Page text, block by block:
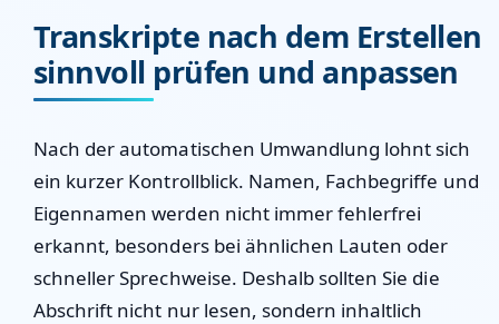
Transkripte nach dem Erstellen
sinnvoll prüfen und anpassen
Nach der automatischen Umwandlung lohnt sich
ein kurzer Kontrollblick. Namen, Fachbegriffe und
Eigennamen werden nicht immer fehlerfrei
erkannt, besonders bei ähnlichen Lauten oder
schneller Sprechweise. Deshalb sollten Sie die
Abschrift nicht nur lesen, sondern inhaltlich